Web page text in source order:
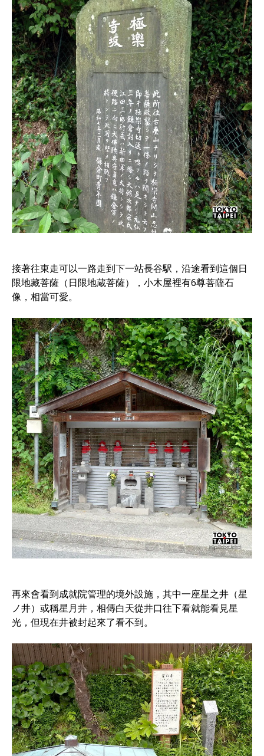
接著往東走可以一路走到下一站長谷駅，沿途看到這個日
限地藏菩薩（日限地蔵菩薩），小木屋裡有6尊菩薩石
像，相當可愛。
再來會看到成就院管理的境外設施，其中一座星之井（星
ノ井）或稱星月井，相傳白天從井口往下看就能看見星
光，但現在井被封起來了看不到。